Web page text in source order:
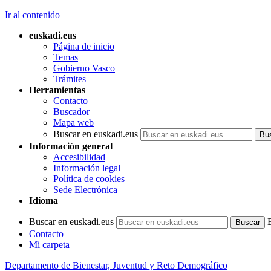
Ir al contenido
euskadi.eus
Página de inicio
Temas
Gobierno Vasco
Trámites
Herramientas
Contacto
Buscador
Mapa web
Buscar en euskadi.eus
Información general
Accesibilidad
Información legal
Política de cookies
Sede Electrónica
Idioma
Buscar en euskadi.eus
Contacto
Mi carpeta
Departamento de Bienestar, Juventud y Reto Demográfico